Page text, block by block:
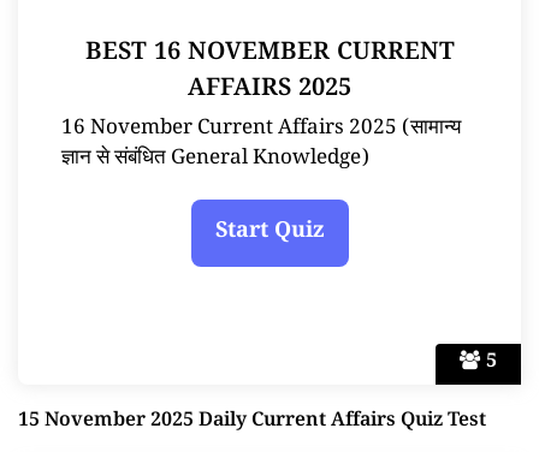
5
BEST 16 NOVEMBER CURRENT
AFFAIRS 2025
16 November Current Affairs 2025 (सामान्य
ज्ञान से संबंधित General Knowledge)
15 November 2025 Daily Current Affairs Quiz Test